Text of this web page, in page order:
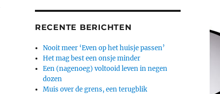
RECENTE BERICHTEN
Nooit meer ‘Even op het huisje passen’
Het mag best een onsje minder
Een (nagenoeg) voltooid leven in negen
dozen
Muis over de grens, een terugblik